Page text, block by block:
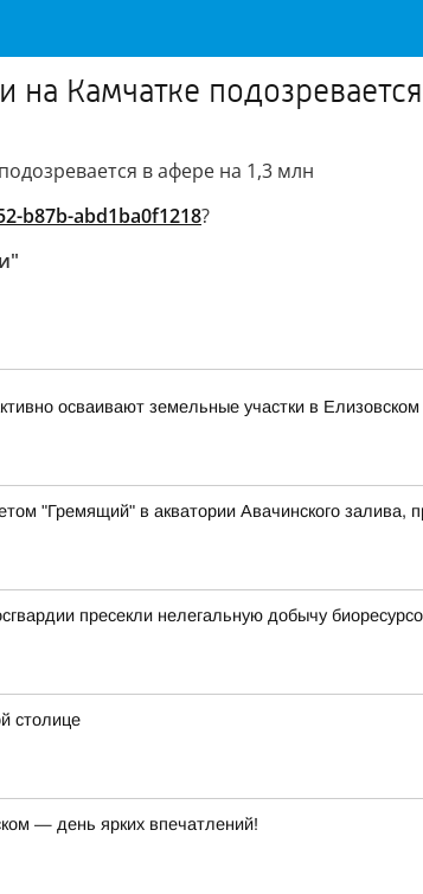
на Камчатке
в афере на 1,3 млн
b87b-abd1ba0f1218?
осваивают земельные участки в Елизовском
"Гремящий" в акватории Авачинского
пресекли нелегальную добычу
столице
— день ярких впечатлений!